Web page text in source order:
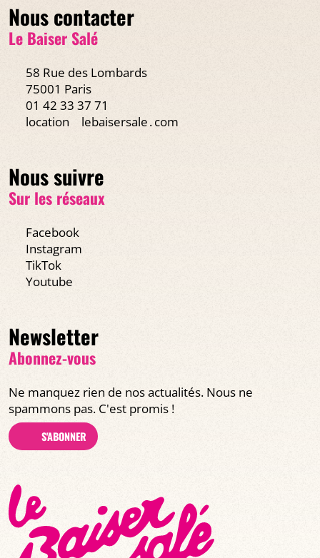
Nous contacter
Le Baiser Salé
58 Rue des Lombards
75001 Paris
01 42 33 37 71
location
lebaisersale․com
Nous suivre
Sur les réseaux
Facebook
Instagram
TikTok
Youtube
Newsletter
Abonnez-vous
Ne manquez rien de nos actualités. Nous ne
spammons pas. C'est promis !
S'ABONNER